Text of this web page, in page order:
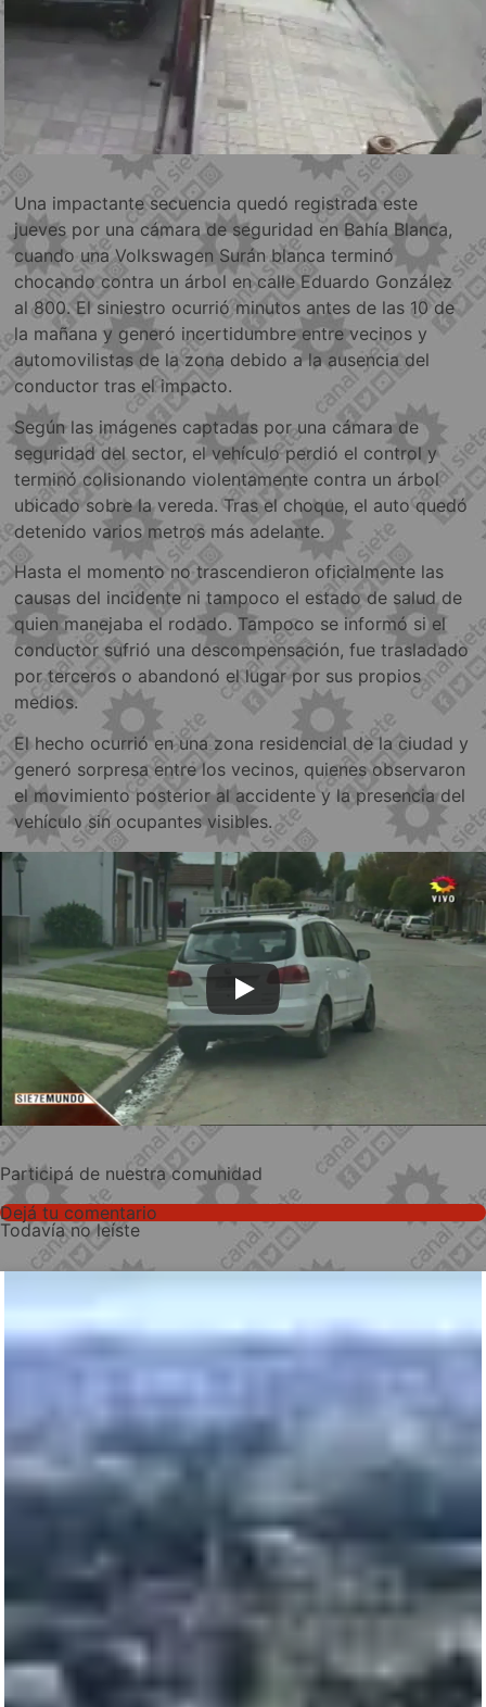
Una impactante secuencia quedó registrada este
jueves por una cámara de seguridad en Bahía Blanca,
cuando una Volkswagen Surán blanca terminó
chocando contra un árbol en calle Eduardo González
al 800. El siniestro ocurrió minutos antes de las 10 de
la mañana y generó incertidumbre entre vecinos y
automovilistas de la zona debido a la ausencia del
conductor tras el impacto.
Según las imágenes captadas por una cámara de
seguridad del sector, el vehículo perdió el control y
terminó colisionando violentamente contra un árbol
ubicado sobre la vereda. Tras el choque, el auto quedó
detenido varios metros más adelante.
Hasta el momento no trascendieron oficialmente las
causas del incidente ni tampoco el estado de salud de
quien manejaba el rodado. Tampoco se informó si el
conductor sufrió una descompensación, fue trasladado
por terceros o abandonó el lugar por sus propios
medios.
El hecho ocurrió en una zona residencial de la ciudad y
generó sorpresa entre los vecinos, quienes observaron
el movimiento posterior al accidente y la presencia del
vehículo sin ocupantes visibles.
Participá de nuestra comunidad
Dejá tu comentario
Todavía no leíste